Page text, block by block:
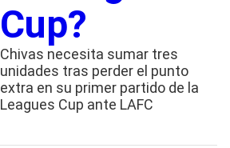
Cup?
Chivas necesita sumar tres
unidades tras perder el punto
extra en su primer partido de la
Leagues Cup ante LAFC